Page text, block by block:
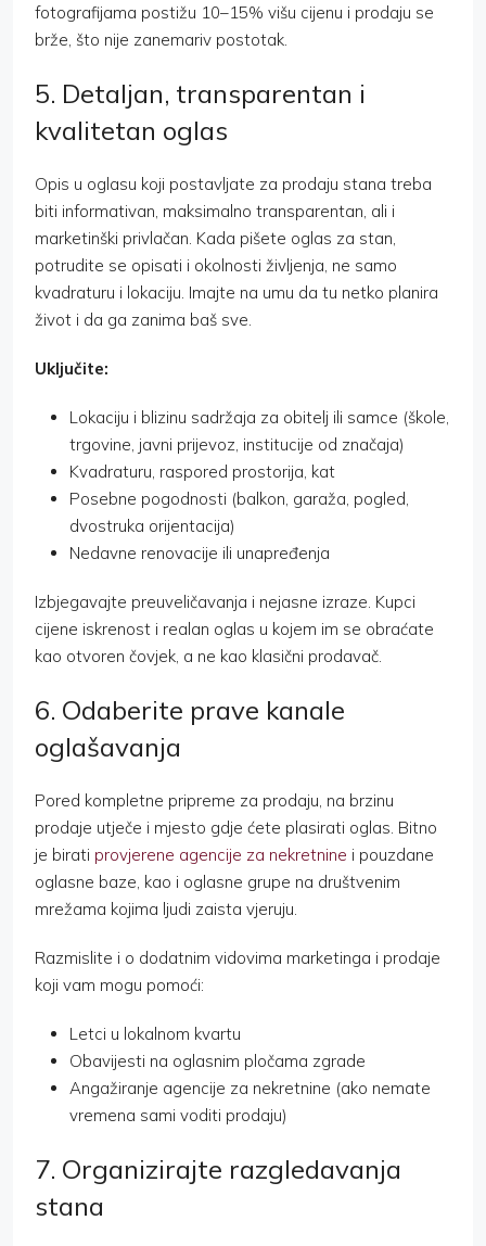
fotografijama postižu 10–15% višu cijenu i prodaju se
brže, što nije zanemariv postotak.
5. Detaljan, transparentan i
kvalitetan oglas
Opis u oglasu koji postavljate za prodaju stana treba
biti informativan, maksimalno transparentan, ali i
marketinški privlačan. Kada pišete oglas za stan,
potrudite se opisati i okolnosti življenja, ne samo
kvadraturu i lokaciju. Imajte na umu da tu netko planira
život i da ga zanima baš sve.
Uključite:
Lokaciju i blizinu sadržaja za obitelj ili samce (škole,
trgovine, javni prijevoz, institucije od značaja)
Kvadraturu, raspored prostorija, kat
Posebne pogodnosti (balkon, garaža, pogled,
dvostruka orijentacija)
Nedavne renovacije ili unapređenja
Izbjegavajte preuveličavanja i nejasne izraze. Kupci
cijene iskrenost i realan oglas u kojem im se obraćate
kao otvoren čovjek, a ne kao klasični prodavač.
6. Odaberite prave kanale
oglašavanja
Pored kompletne pripreme za prodaju, na brzinu
prodaje utječe i mjesto gdje ćete plasirati oglas. Bitno
je birati provjerene agencije za nekretnine i pouzdane
oglasne baze, kao i oglasne grupe na društvenim
mrežama kojima ljudi zaista vjeruju.
Razmislite i o dodatnim vidovima marketinga i prodaje
koji vam mogu pomoći:
Letci u lokalnom kvartu
Obavijesti na oglasnim pločama zgrade
Angažiranje agencije za nekretnine (ako nemate
vremena sami voditi prodaju)
7. Organizirajte razgledavanja
stana